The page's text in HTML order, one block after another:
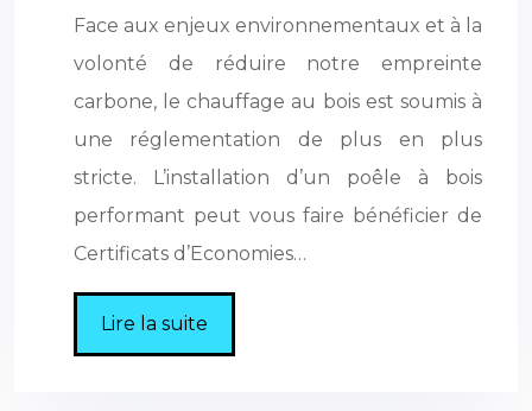
Face aux enjeux environnementaux et à la
volonté de réduire notre empreinte
carbone, le chauffage au bois est soumis à
une réglementation de plus en plus
stricte. L’installation d’un poêle à bois
performant peut vous faire bénéficier de
Certificats d’Economies…
Lire la suite